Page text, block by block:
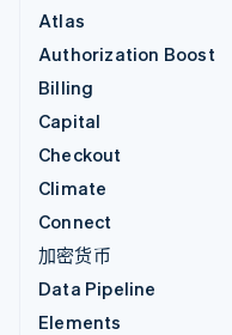
Atlas
Authorization Boost
Billing
Capital
Checkout
Climate
Connect
加密货币
Data Pipeline
Elements